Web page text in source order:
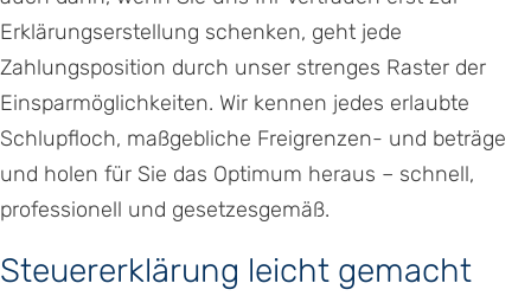
Erklärungserstellung schenken, geht jede
Zahlungsposition durch unser strenges Raster der
Einsparmöglichkeiten. Wir kennen jedes erlaubte
Schlupfloch, maßgebliche Freigrenzen- und beträge
und holen für Sie das Optimum heraus – schnell,
professionell und gesetzesgemäß.
Steuererklärung leicht gemacht